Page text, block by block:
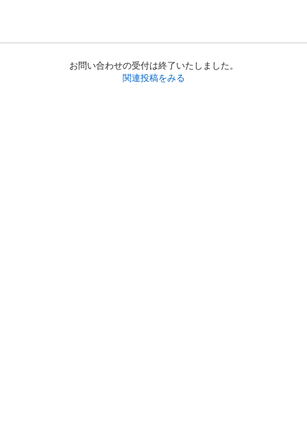
お問い合わせの受付は終了いたしました。
関連投稿をみる